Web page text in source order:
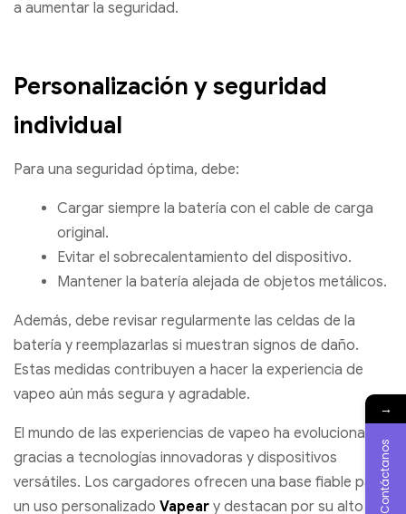
a aumentar la seguridad.
Personalización y seguridad
individual
Para una seguridad óptima, debe:
Cargar siempre la batería con el cable de carga
original.
Evitar el sobrecalentamiento del dispositivo.
Mantener la batería alejada de objetos metálicos.
Además, debe revisar regularmente las celdas de la
batería y reemplazarlas si muestran signos de daño.
Estas medidas contribuyen a hacer la experiencia de
vapeo aún más segura y agradable.
El mundo de las experiencias de vapeo ha evolucionado
gracias a tecnologías innovadoras y dispositivos
versátiles. Los cargadores ofrecen una base fiable para
un uso personalizado Vapear y destacan por su alto
→
Contáctanos